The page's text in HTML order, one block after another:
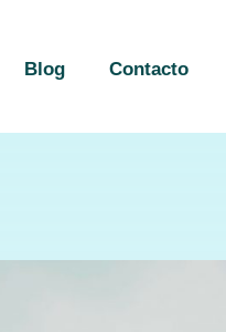
Blog Contacto